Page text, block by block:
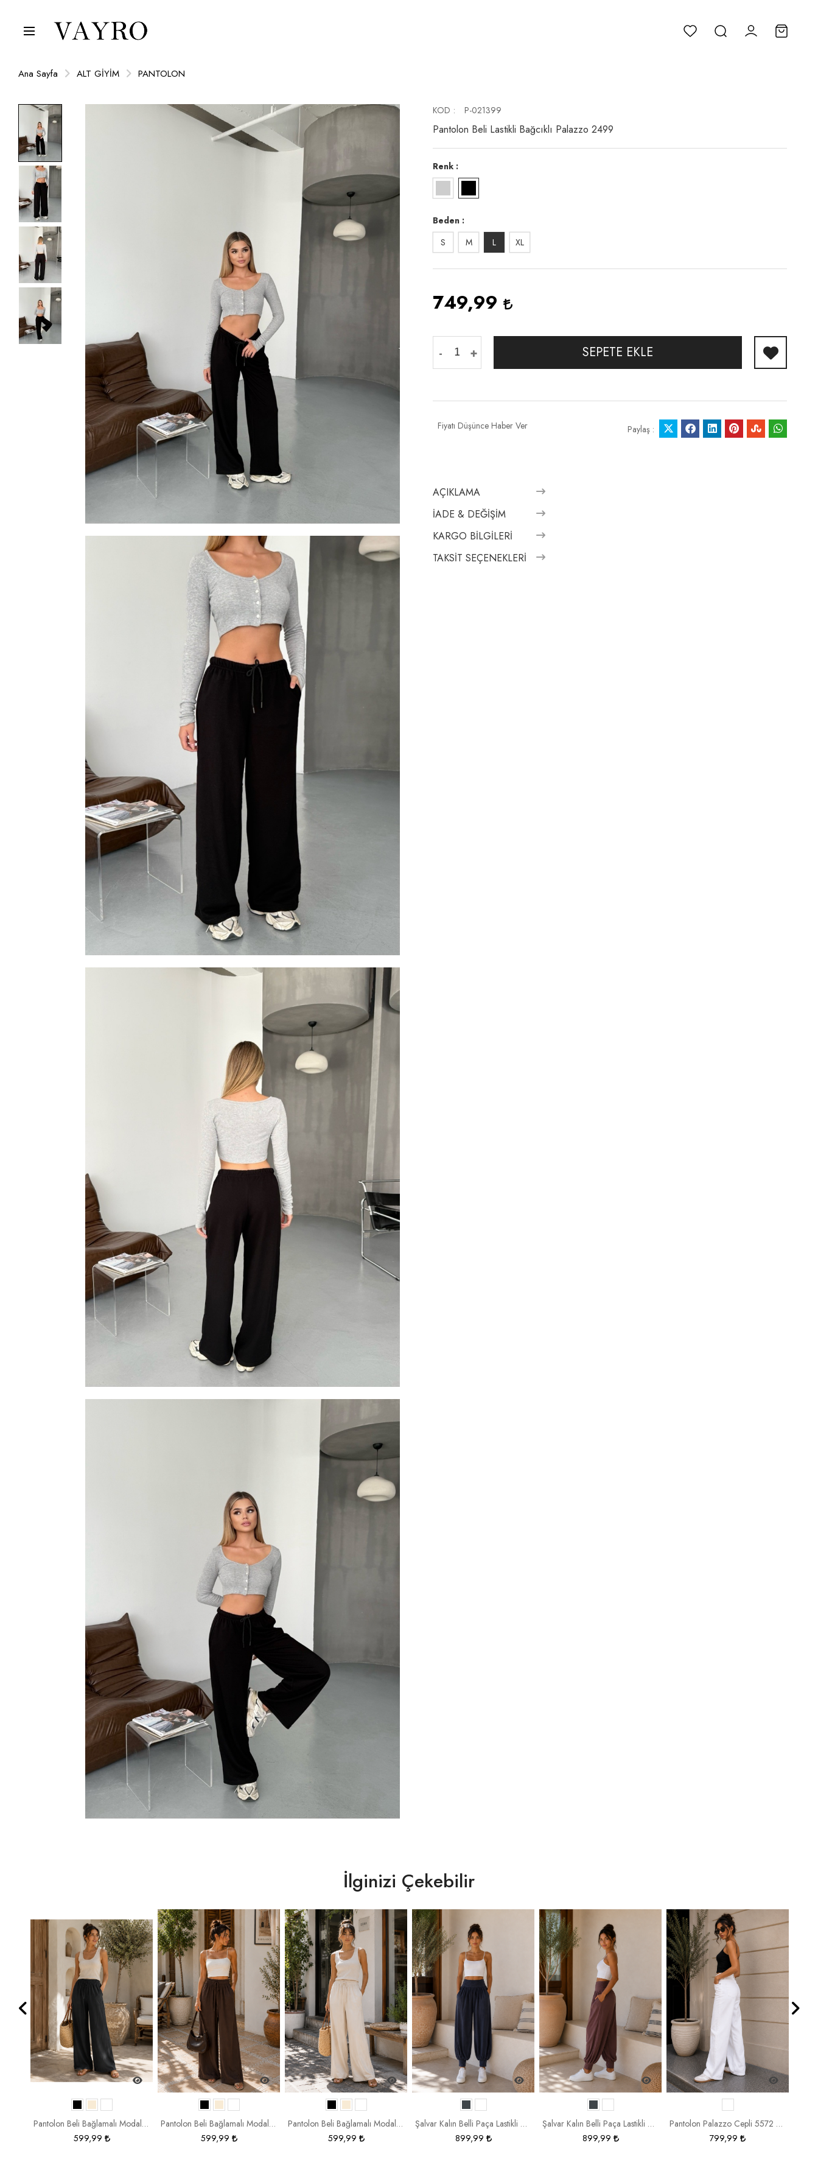
Ana Sayfa ALT GİYİM PANTOLON
KOD P-021399
Pantolon Beli Lastikli Bağcıklı Palazzo 2499
Renk
Beden
S
M L XL
749,99
- + SEPETE EKLE
Fiyatı Düşünce Haber Ver Paylaş :
AÇIKLAMA
İADE & DEĞIŞIM
KARGO BILGILERI
TAKSIT SEÇENEKLERI
İlginizi Çekebilir
Pantolon Beli Bağlamalı Modal Kumaş 5559
599,99
Pantolon Beli Bağlamalı Modal Kumaş 5559
599,99
Pantolon Beli Bağlamalı Modal Kumaş 5559
599,99
Şalvar Kalın Belli Paça Lastikli 20156
899,99
Şalvar Kalın Belli Paça Lastikli 20156
899,99
Pantolon Palazzo Cepli 5572 5596
799,99